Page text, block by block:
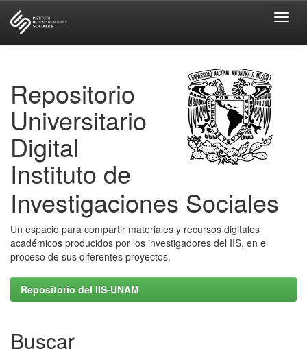
Repositorio
Universitario
Digital
Instituto de
Investigaciones Sociales
Un espacio para compartir materiales y recursos digitales
académicos producidos por los investigadores del IIS, en el
proceso de sus diferentes proyectos.
Repositorio del IIS-UNAM
Buscar